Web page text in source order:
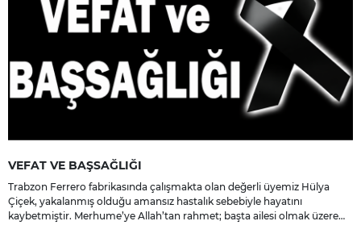
VEFAT VE BAŞSAĞLIĞI
Trabzon Ferrero fabrikasında çalışmakta olan değerli üyemiz Hülya
Çiçek, yakalanmış olduğu amansız hastalık sebebiyle hayatını
kaybetmiştir. Merhume’ye Allah’tan rahmet; başta ailesi olmak üzere